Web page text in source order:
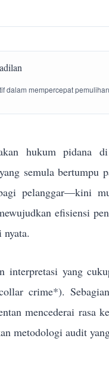
dalam mempercepat
hukum pidana
semula bertumpu
pelanggar—kini
efisiensi
interpretasi yang
crime*).
mencederai rasa
metodologi audit